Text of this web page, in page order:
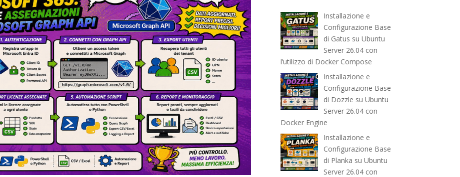
Installazione e
Configurazione Base
di Gatus su Ubuntu
Server 26.04 con
l’utilizzo di Docker Compose
Installazione e
Configurazione Base
di Dozzle su Ubuntu
Server 26.04 con
Docker Engine
Installazione e
Configurazione Base
di Planka su Ubuntu
Server 26.04 con